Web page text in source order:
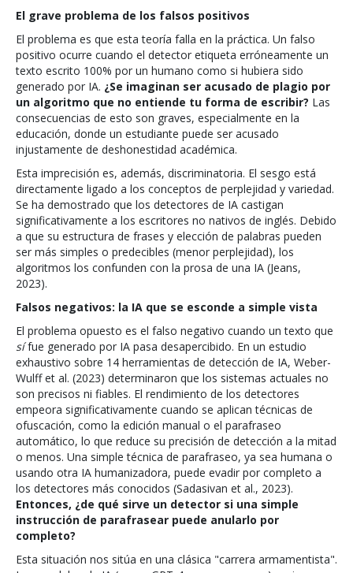
El grave problema de los falsos positivos
El problema es que esta teoría falla en la práctica. Un falso
positivo ocurre cuando el detector etiqueta erróneamente un
texto escrito 100% por un humano como si hubiera sido
generado por IA. ¿Se imaginan ser acusado de plagio por
un algoritmo que no entiende tu forma de escribir? Las
consecuencias de esto son graves, especialmente en la
educación, donde un estudiante puede ser acusado
injustamente de deshonestidad académica.
Esta imprecisión es, además, discriminatoria. El sesgo está
directamente ligado a los conceptos de perplejidad y variedad.
Se ha demostrado que los detectores de IA castigan
significativamente a los escritores no nativos de inglés. Debido
a que su estructura de frases y elección de palabras pueden
ser más simples o predecibles (menor perplejidad), los
algoritmos los confunden con la prosa de una IA (Jeans,
2023).
Falsos negativos: la IA que se esconde a simple vista
El problema opuesto es el falso negativo cuando un texto que
sífue generado por IA pasa desapercibido. En un estudio
exhaustivo sobre 14 herramientas de detección de IA, Weber-
Wulff et al. (2023) determinaron que los sistemas actuales no
son precisos ni fiables. El rendimiento de los detectores
empeora significativamente cuando se aplican técnicas de
ofuscación, como la edición manual o el parafraseo
automático, lo que reduce su precisión de detección a la mitad
o menos. Una simple técnica de parafraseo, ya sea humana o
usando otra IA humanizadora, puede evadir por completo a
los detectores más conocidos (Sadasivan et al., 2023).
Entonces, ¿de qué sirve un detector si una simple
instrucción de parafrasear puede anularlo por
completo?
Esta situación nos sitúa en una clásica "carrera armamentista".